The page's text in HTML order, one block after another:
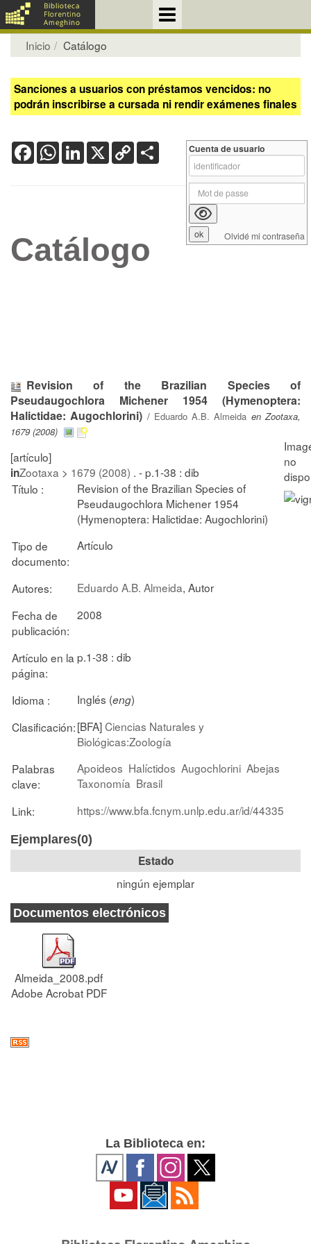
Inicio Catálogo
Sanciones a usuarios con préstamos vencidos: no
podrán inscribirse a cursada ni rendir exámenes finales
FacebookWhatsApp
LinkedIn
X Copy
Link
Catálogo
Revision of the Brazilian Species of
Pseudaugochlora Michener 1954 (Hymenoptera:
Halictidae: Augochlorini) / Eduardo A.B. Almeida en Zootaxa,
1679 (2008)
[artículo]
inZootaxa > 1679 (2008) . - p.1-38 : dib
Título :
Revision of the Brazilian Species of
Pseudaugochlora Michener 1954
(Hymenoptera: Halictidae: Augochlorini)
Tipo de
documento:
Artículo
Autores: Eduardo A.B. Almeida, Autor
Fecha de
publicación:
2008
Artículo en la
página:
p.1-38 : dib
Idioma : Inglés (eng)
Clasificación:[BFA]Ciencias Naturales y
Biológicas:Zoología
Palabras
clave:
Apoideos Halíctidos Augochlorini Abejas
Taxonomía Brasil
Link:
https://www.bfa.fcnym.unlp.edu.ar/id/44335
Ejemplares(0)
Estado
ningún ejemplar
Documentos electrónicos
Almeida_2008.pdf
Adobe Acrobat PDF
Cuenta de usuario
Olvidé mi contraseña
La Biblioteca en: